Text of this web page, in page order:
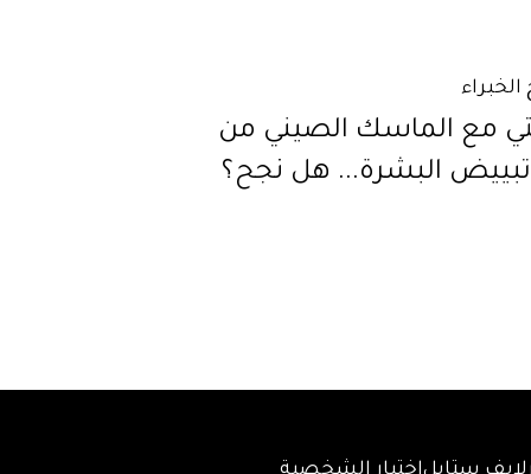
مع الماسك الصيني من
البشرة... هل نجح؟